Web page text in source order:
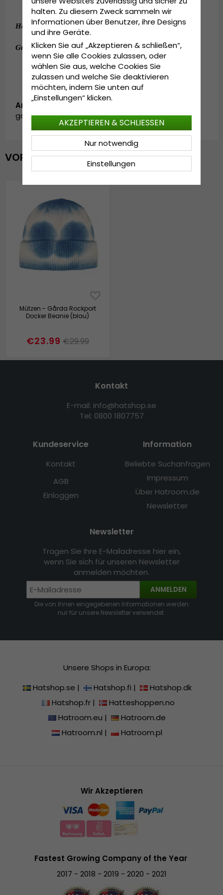
Einheitsgröße
Hergestellt aus:100 %Polyester.
Grösseninformationen:OSFA - 56-61 cm.
Artikelnummer:
garda.beanie.model_no19.blue
VOR KURZEM ANGESEHEN
Mützen - Gårda Rockport
Docker Beanie (blau)
€23.99 €29.99
Kontakt
E-mail: info@hatshop.se
Tel: 0800 1807757
Kundeservice
Kontakt
AGB
Einloggen
Information
Beliebte Suchanfragen
Impressum
Über Hatroom.de
Newsletter
Newsletter
Tragen Sie Ihre E-Mailadresse hier ein,
wenn Sie sich für unseren Newsletter
anmelden möchten.
ANMELDEN
Die von Ihnen eingegebenen Informationen werden
nur für unsere Newsletter verwendet.
Unsere Shops in Europa:
Hatshop.se | Hatshop.fi |
Hatshop.dk
Hatshop.fr|
Hatteshoppen.no
Hatroom.eu |
Hatroom.de
Hatroom.nl | Hatroom.pl
Wir Akzeptieren
Fastest Growing Company of the Year
2017 - 2018 - 2019 - 2020 - 2021
halten. Zu diesem Zweck sammeln wir
Informationen über Benutzer, ihre Designs
und ihre Geräte.
Klicken Sie auf „Akzeptieren & schließen“,
wenn Sie alle Cookies zulassen, oder
wählen Sie aus, welche Cookies Sie
zulassen und welche Sie deaktivieren
möchten, indem Sie unten auf
„Einstellungen“ klicken.
Einstellungen
Nur notwendig
AKZEPTIEREN & SCHLIESSEN